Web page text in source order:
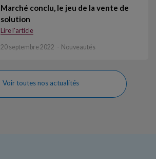
Marché conclu, le jeu de la vente de
solution
Lire l'article
20 septembre 2022 Nouveautés
Voir toutes nos actualités